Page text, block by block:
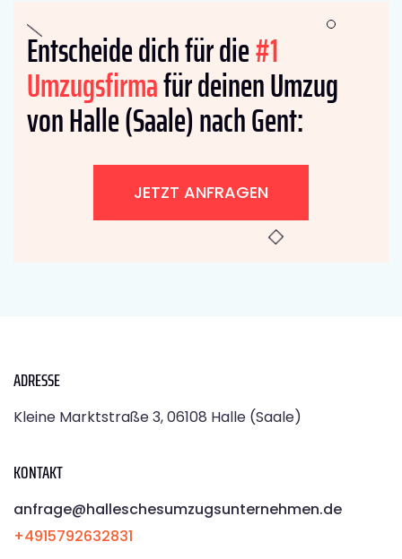
Entscheide dich für die#1
Umzugsfirmafür deinen Umzug
von Halle (Saale) nach Gent:
JETZT ANFRAGEN
ADRESSE
Kleine Marktstraße 3, 06108 Halle (Saale)
KONTAKT
anfrage@halleschesumzugsunternehmen.de
+4915792632831